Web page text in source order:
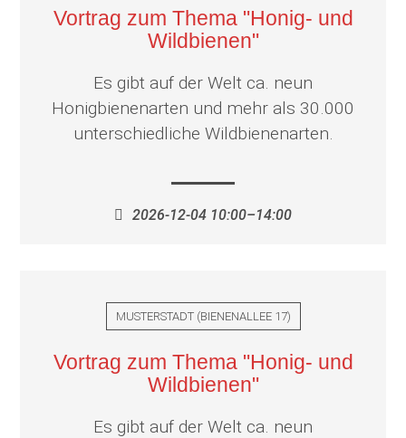
Vortrag zum Thema "Honig- und
Wildbienen"
Es gibt auf der Welt ca. neun
Honigbienenarten und mehr als 30.000
unterschiedliche Wildbienenarten.
2026-12-04 10:00–14:00
MUSTERSTADT(BIENENALLEE 17)
Vortrag zum Thema "Honig- und
Wildbienen"
Es gibt auf der Welt ca. neun